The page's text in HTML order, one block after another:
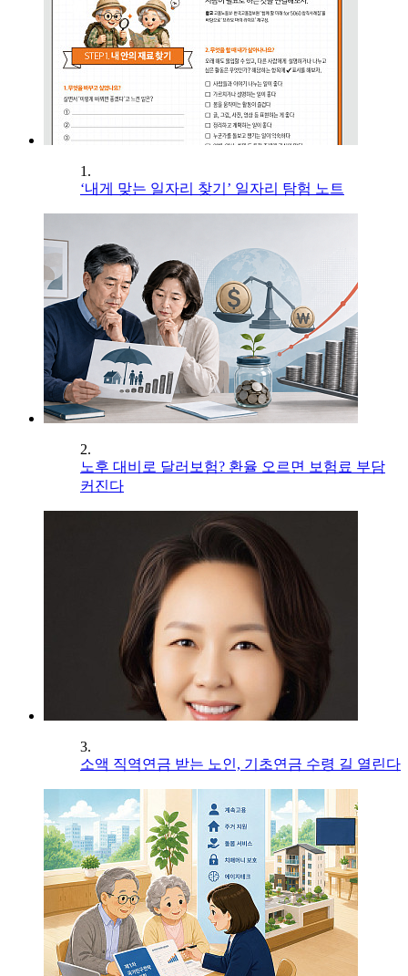
1.
‘내게 맞는 일자리 찾기’ 일자리 탐험 노트
2.
노후 대비로 달러보험? 환율 오르면 보험료 부담
커진다
3.
소액 직역연금 받는 노인, 기초연금 수령 길 열린다